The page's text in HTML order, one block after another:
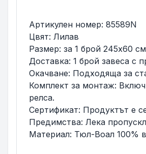
Артикулен номер: 85589N
Цвят: Лилав
Размер: за 1 брой 245х60
Доставка: 1 брой завеса с
Окачване: Подходяща за
Комплект за монтаж:
релса.
Сертификат: Продуктът е
Предимства: Лека
Материал: Тюл-Воал 100%